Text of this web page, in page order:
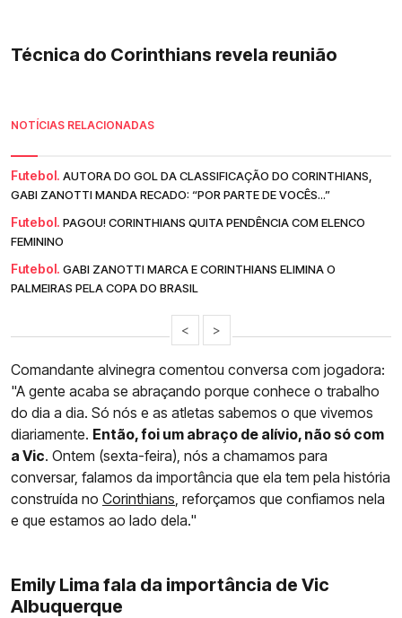
Técnica do Corinthians revela reunião
NOTÍCIAS RELACIONADAS
Futebol. AUTORA DO GOL DA CLASSIFICAÇÃO DO CORINTHIANS,
GABI ZANOTTI MANDA RECADO: “POR PARTE DE VOCÊS...”
Futebol. PAGOU! CORINTHIANS QUITA PENDÊNCIA COM ELENCO
FEMININO
Futebol. GABI ZANOTTI MARCA E CORINTHIANS ELIMINA O
PALMEIRAS PELA COPA DO BRASIL
< >
Comandante alvinegra comentou conversa com jogadora:
"A gente acaba se abraçando porque conhece o trabalho
do dia a dia. Só nós e as atletas sabemos o que vivemos
diariamente. Então, foi um abraço de alívio, não só com
a Vic. Ontem (sexta-feira), nós a chamamos para
conversar, falamos da importância que ela tem pela história
construída no Corinthians , reforçamos que confiamos nela
e que estamos ao lado dela."
Emily Lima fala da importância de Vic
Albuquerque